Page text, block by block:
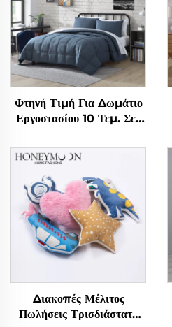
Φτηνή Τιμή Για Δωμάτιο
Εργοστασίου 10 Τεμ. Σετ
Σπιτιού
Διακοπές Μέλιτος
Πωλήσεις Τρισδιάστατα